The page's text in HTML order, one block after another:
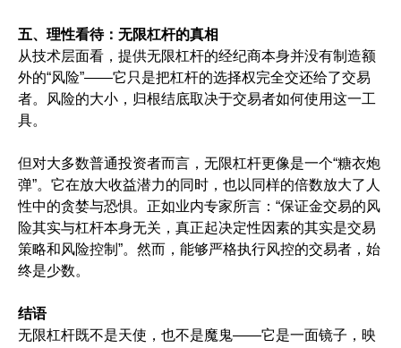
五、理性看待：无限杠杆的真相
从技术层面看，提供无限杠杆的经纪商本身并没有制造额
外的“风险”——它只是把杠杆的选择权完全交还给了交易
者。风险的大小，归根结底取决于交易者如何使用这一工
具。
但对大多数普通投资者而言，无限杠杆更像是一个“糖衣炮
弹”。它在放大收益潜力的同时，也以同样的倍数放大了人
性中的贪婪与恐惧。正如业内专家所言：“保证金交易的风
险其实与杠杆本身无关，真正起决定性因素的其实是交易
策略和风险控制”。然而，能够严格执行风控的交易者，始
终是少数。
结语
无限杠杆既不是天使，也不是魔鬼——它是一面镜子，映